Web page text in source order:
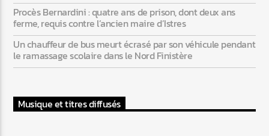
Procès Bernardini : quatre ans de prison, dont deux ans
ferme, requis contre l’ancien maire d’Istres
Un chauffeur de bus meurt écrasé par son véhicule pendant
le ramassage scolaire dans le Nord Finistère
Musique et titres diffusés